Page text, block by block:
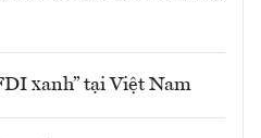
xanh” tại Việt Nam